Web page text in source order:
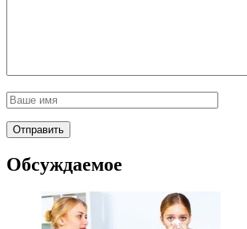
Обсуждаемое